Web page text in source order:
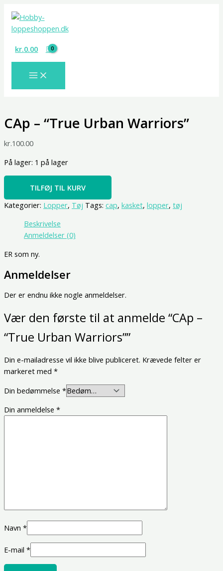
indholdet
kr.0.00
CAp – “True Urban Warriors”
kr.100.00
På lager: 1 på lager
"True
Warriors"
antal
TILFØJ TIL KURV
Kategorier: Lopper, Tøj Tags: cap, kasket, lopper, tøj
Beskrivelse
Anmeldelser (0)
ER som ny.
Anmeldelser
Der er endnu ikke nogle anmeldelser.
Vær den første til at anmelde “CAp –
“True Urban Warriors””
Din e-mailadresse vil ikke blive publiceret. Krævede felter er
markeret med *
Din bedømmelse *
Din anmeldelse *
Navn *
E-mail *